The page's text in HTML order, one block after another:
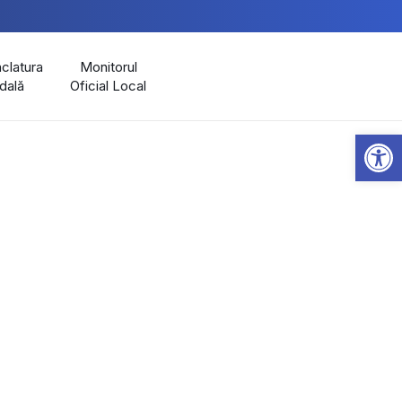
Monitorul
Oficial Local